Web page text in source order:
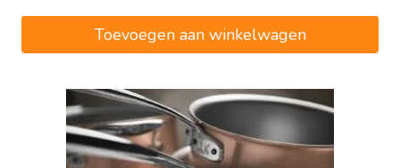
€231,40.Toevoegen aan winkelwagen